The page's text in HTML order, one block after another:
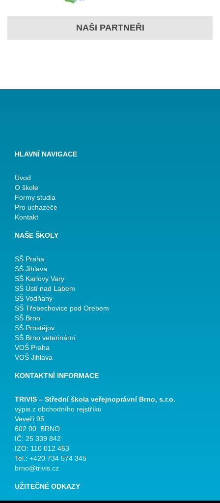
NAŠI PARTNEŘI
HLAVNÍ NAVIGACE
Úvod
O škole
Formy studia
Pro uchazeče
Kontakt
NAŠE ŠKOLY
SŠ Praha
SŠ Jihlava
SŠ Karlovy Vary
SŠ Ústí nad Labem
SŠ Vodňany
SŠ Třebechovice pod Orebem
SŠ Brno
SŠ Prostějov
SŠ Brno veterinární
VOŠ Praha
VOŠ Jihlava
KONTAKTNÍ INFORMACE
TRIVIS – Střední škola veřejnoprávní Brno, s.r.o.
výpis z obchodního rejstříku
Veveří 95
602 00 BRNO
IČ: 25 339 842
IZO: 110 012 453
Tel.: +420 734 574 345
brno@trivis.cz
UŽITEČNÉ ODKAZY